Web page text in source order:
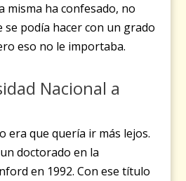
misma ha confesado, no
se podía hacer con un grado
eso no le importaba.
Nacional a
era que quería ir más lejos.
doctorado en la
en 1992. Con ese título